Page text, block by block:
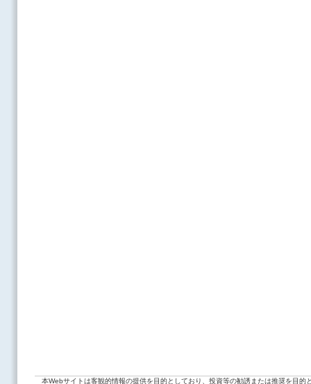
本Webサイトは客観的情報の提供を目的としており、投資等の勧誘または推奨を目